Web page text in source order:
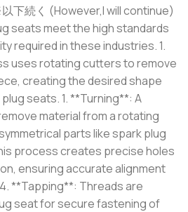
下続く (However,I will continue)
seats meet the high standards
required in these industries. 1.
uses rotating cutters to remove
creating the desired shape
seats. 1. **Turning**: A
material from a rotating
parts like spark plug
process creates precise holes
ensuring accurate alignment
**Tapping**: Threads are
seat for secure fastening of